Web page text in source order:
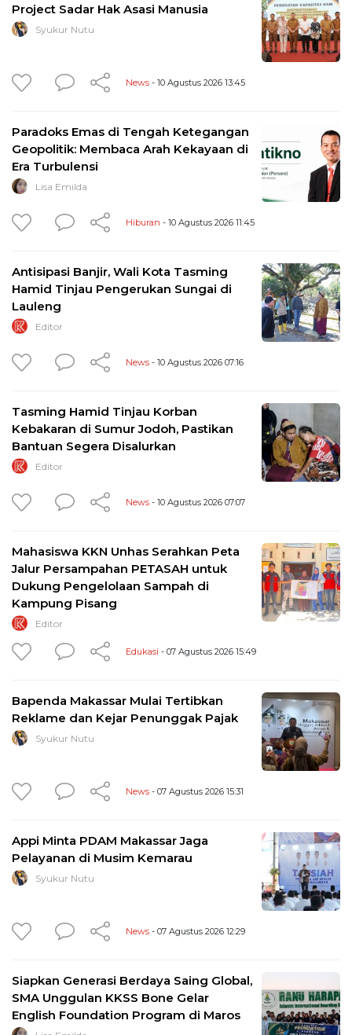
Project Sadar Hak Asasi Manusia
Syukur Nutu
News - 10 Agustus 2026 13:45
Paradoks Emas di Tengah Ketegangan
Geopolitik: Membaca Arah Kekayaan di
Era Turbulensi
Lisa Emilda
Hiburan - 10 Agustus 2026 11:45
Antisipasi Banjir, Wali Kota Tasming
Hamid Tinjau Pengerukan Sungai di
Lauleng
Editor
News - 10 Agustus 2026 07:16
Tasming Hamid Tinjau Korban
Kebakaran di Sumur Jodoh, Pastikan
Bantuan Segera Disalurkan
Editor
News - 10 Agustus 2026 07:07
Mahasiswa KKN Unhas Serahkan Peta
Jalur Persampahan PETASAH untuk
Dukung Pengelolaan Sampah di
Kampung Pisang
Editor
Edukasi - 07 Agustus 2026 15:49
Bapenda Makassar Mulai Tertibkan
Reklame dan Kejar Penunggak Pajak
Syukur Nutu
News - 07 Agustus 2026 15:31
Appi Minta PDAM Makassar Jaga
Pelayanan di Musim Kemarau
Syukur Nutu
News - 07 Agustus 2026 12:29
Siapkan Generasi Berdaya Saing Global,
SMA Unggulan KKSS Bone Gelar
English Foundation Program di Maros